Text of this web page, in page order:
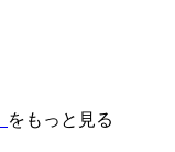
をもっと見る